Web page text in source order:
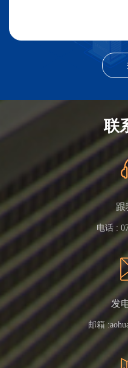
联
跟
电话 :
发
邮箱 :